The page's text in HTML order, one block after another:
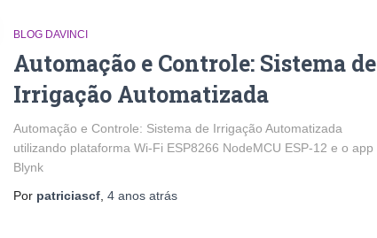
BLOG DAVINCI
Automação e Controle: Sistema de
Irrigação Automatizada
Automação e Controle: Sistema de Irrigação Automatizada
utilizando plataforma Wi-Fi ESP8266 NodeMCU ESP-12 e o app
Blynk
Por patriciascf 4 anos atrás